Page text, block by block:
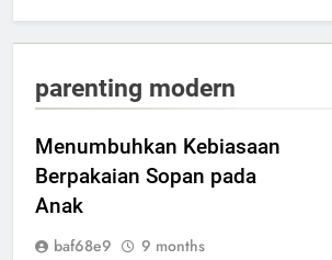
parenting modern
Menumbuhkan Kebiasaan
Berpakaian Sopan pada
Anak
baf68e9
9 months